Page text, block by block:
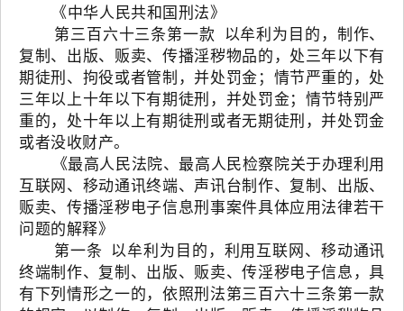
《中华人民共和国刑法》
第三百六十三条第一款 以牟利为目的，制作、
复制、出版、贩卖、传播淫秽物品的，处三年以下有
期徒刑、拘役或者管制，并处罚金；情节严重的，处
三年以上十年以下有期徒刑，并处罚金；情节特别严
重的，处十年以上有期徒刑或者无期徒刑，并处罚金
或者没收财产。
《最高人民法院、最高人民检察院关于办理利用
互联网、移动通讯终端、声讯台制作、复制、出版、
贩卖、传播淫秽电子信息刑事案件具体应用法律若干
问题的解释》
第一条 以牟利为目的，利用互联网、移动通讯
终端制作、复制、出版、贩卖、传淫秽电子信息，具
有下列情形之一的，依照刑法第三百六十三条第一款